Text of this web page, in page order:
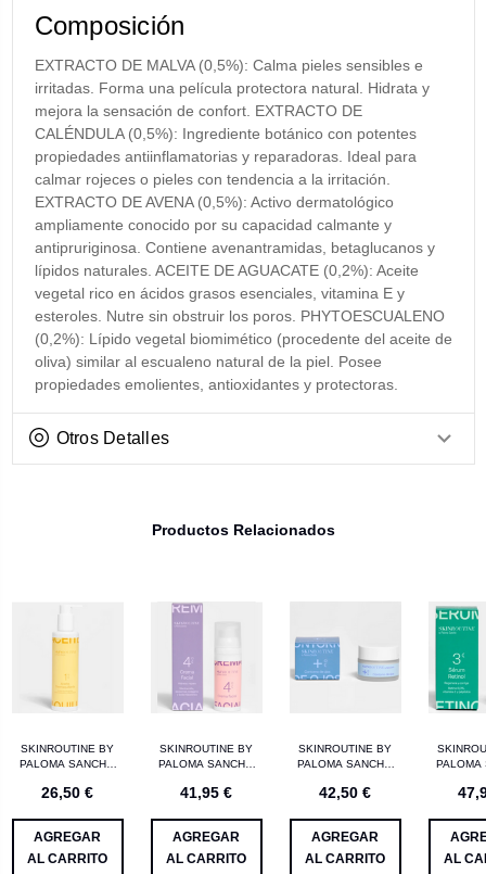
Composición
EXTRACTO DE MALVA (0,5%): Calma pieles sensibles e
irritadas. Forma una película protectora natural. Hidrata y
mejora la sensación de confort. EXTRACTO DE
CALÉNDULA (0,5%): Ingrediente botánico con potentes
propiedades antiinflamatorias y reparadoras. Ideal para
calmar rojeces o pieles con tendencia a la irritación.
EXTRACTO DE AVENA (0,5%): Activo dermatológico
ampliamente conocido por su capacidad calmante y
antipruriginosa. Contiene avenantramidas, betaglucanos y
lípidos naturales. ACEITE DE AGUACATE (0,2%): Aceite
vegetal rico en ácidos grasos esenciales, vitamina E y
esteroles. Nutre sin obstruir los poros. PHYTOESCUALENO
(0,2%): Lípido vegetal biomimético (procedente del aceite de
oliva) similar al escualeno natural de la piel. Posee
propiedades emolientes, antioxidantes y protectoras.
Otros Detalles
Productos Relacionados
SKINROUTINE BY
PALOMA SANCHO
DESMAQUILLANTE
26,50 €
AGREGAR
AL CARRITO
SKINROUTINE BY
PALOMA SANCHO
41,95 €
AGREGAR
AL CARRITO
SKINROUTINE BY
PALOMA SANCHO
OJOS 15ML
42,50 €
AGREGAR
AL CARRITO
PALOMA
AL